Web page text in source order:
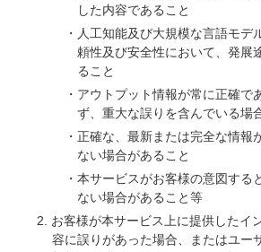
した内容であること
人工知能及び大規模な言語モデ
頼性及び安全性において、発展
ること
アウトプット情報が常に正確で
ず、重大な誤りを含んでいる場
正確な、最新または完全な情報
ない場合があること
本サービスがお客様の意図する
ない場合があること等
お客様が本サービス上に提供したイ
容に誤りがあった場合、またはユー